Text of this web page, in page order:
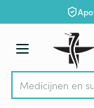
Ga naar de
Menu
Product, merk,
Medi